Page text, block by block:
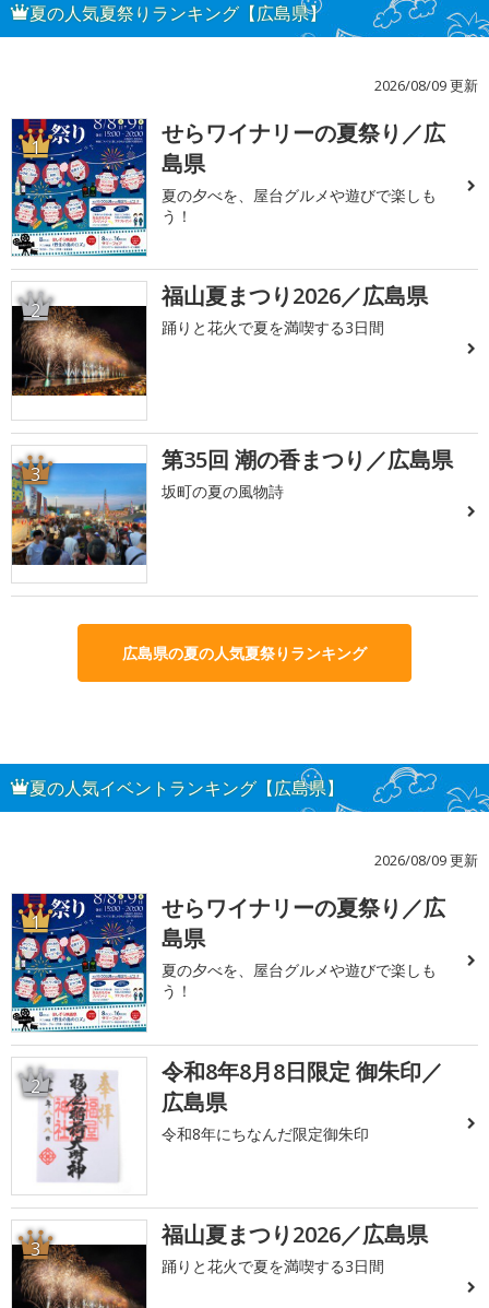
夏の人気夏祭りランキング【広島県】
2026/08/09 更新
1
せらワイナリーの夏祭り／広
島県
夏の夕べを、屋台グルメや遊びで楽しも
う！
2 福山夏まつり2026／広島県
踊りと花火で夏を満喫する3日間
3 第35回 潮の香まつり／広島県
坂町の夏の風物詩
広島県の夏の人気夏祭りランキング
夏の人気イベントランキング【広島県】
2026/08/09 更新
1
せらワイナリーの夏祭り／広
島県
夏の夕べを、屋台グルメや遊びで楽しも
う！
2
令和8年8月8日限定 御朱印／
広島県
令和8年にちなんだ限定御朱印
3 福山夏まつり2026／広島県
踊りと花火で夏を満喫する3日間